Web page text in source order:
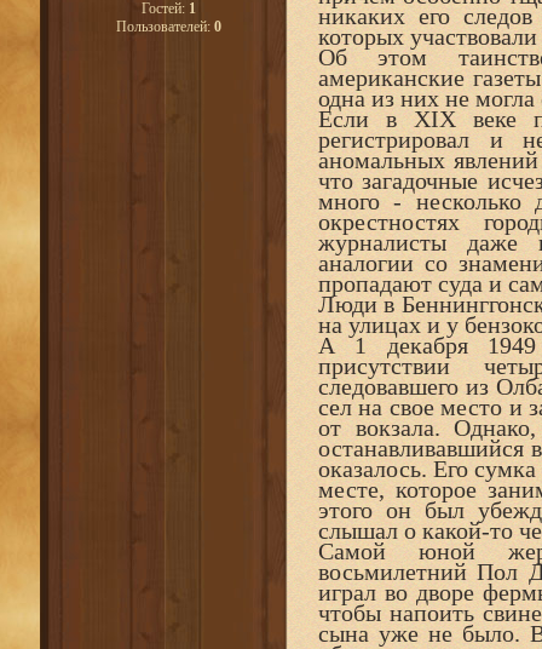
Гостей: 1
Пользователей: 0 никаких его
которых
Об этом
американские
одна из них не
Если в XIX веке
регистрировал и
аномальных
что загадочные
много - несколько
окрестностях
журналисты даже
аналогии со
пропадают суда и
Люди в
на улицах и у
А 1 декабря 1949
присутствии
следовавшего из
сел на свое место и
от вокзала.
останавливавшийся
оказалось. Его
месте, которое
этого он был
слышал о какой-то
Самой юной
восьмилетний Пол
играл во дворе
чтобы напоить
сына уже не было.